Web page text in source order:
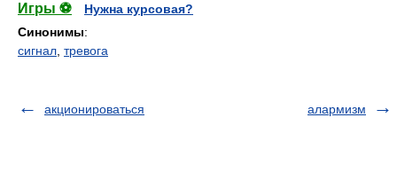
Игры ⚽
Нужна курсовая?
Синонимы:
сигнал тревога
акционироваться алармизм